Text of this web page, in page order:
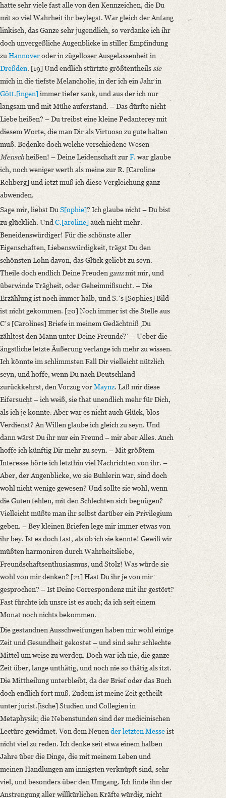
hatte sehr viele fast alle von den Kennzeichen, die Du
mit so viel Wahrheit ihr beylegst. War gleich der Anfang
linkisch, das Ganze sehr jugendlich, so verdanke ich ihr
doch unvergeßliche Augenblicke in stiller Empfindung
zu Hannoveroder in zügelloser Ausgelassenheit in
Dreßden. [19] Und endlich stürtzte größtentheilssie
mich in die tiefste Melancholie, in der ich ein Jahr in
Gött.[ingen]immer tiefer sank, und aus der ich nur
langsam und mit Mühe auferstand. – Das dürfte nicht
Liebe heißen? – Du treibst eine kleine Pedanterey mit
diesem Worte, die man Dir als Virtuoso zu gute halten
muß. Bedenke doch welche verschiedene Wesen
Menschheißen! – Deine Leidenschaft zurF. war glaube
ich, noch weniger werth als meine zur R. [Caroline
Rehberg] und ietzt muß ich diese Vergleichung ganz
abwenden.
Sage mir, liebst Du S[ophie]? Ich glaube nicht – Du bist
zu glücklich. Und C.[aroline]auch nicht mehr.
Beneidenswürdiger! Für die schönste aller
Eigenschaften, Liebenswürdigkeit, trägst Du den
schönsten Lohn davon, das Glück geliebt zu seyn. –
Theile doch endlich Deine Freuden ganzmit mir, und
überwinde Trägheit, oder Geheimnißsucht. – Die
Erzählung ist noch immer halb, und S.ʼs [Sophies] Bild
ist nicht gekommen. [20] Noch immer ist die Stelle aus
Cʼs [Carolines] Briefe in meinem Gedächtniß ‚Du
zähltest den Mann unter Deine Freunde?ʻ – Ueber die
ängstliche letzte Äußerung verlange ich mehr zu wissen.
Ich könnte im schlimmsten Fall Dir vielleicht nützlich
seyn, und hoffe, wenn Du nach Deutschland
zurückkehrst, den Vorzug vorMaynz. Laß mir diese
Eifersucht – ich weiß, sie that unendlich mehr für Dich,
als ich je konnte. Aber war es nicht auch Glück, blos
Verdienst? An Willen glaube ich gleich zu seyn. Und
dann wärst Du ihr nur ein Freund – mir aber Alles. Auch
hoffe ich künftig Dir mehr zu seyn. – Mit größtem
Interesse hörte ich letzthin viel Nachrichten von ihr. –
Aber, der Augenblicke, wo sie Buhlerin war, sind doch
wohl nicht wenige gewesen? Und sollte sie wohl, wenn
die Guten fehlen, mit den Schlechten sich begnügen?
Vielleicht müßte man ihr selbst darüber ein Privilegium
geben. – Bey kleinen Briefen lege mir immer etwas von
ihr bey. Ist es doch fast, als ob ich sie kennte! Gewiß wir
müßten harmoniren durch Wahrheitsliebe,
Freundschaftsenthusiasmus, und Stolz! Was würde sie
wohl von mir denken? [21] Hast Du ihr je von mir
gesprochen? – Ist Deine Correspondenz mit ihr gestört?
Fast fürchte ich unsre ist es auch; da ich seit einem
Monat noch nichts bekommen.
Die gestandnen Ausschweifungen haben mir wohl einige
Zeit und Gesundheit gekostet – und sind sehr schlechte
Mittel um weise zu werden. Doch war ich nie, die ganze
Zeit über, lange unthätig, und noch nie so thätig als itzt.
Die Mittheilung unterbleibt, da der Brief oder das Buch
doch endlich fort muß. Zudem ist meine Zeit getheilt
unter jurist.[ische] Studien und Collegien in
Metaphysik; die Nebenstunden sind der medicinischen
Lectüre gewidmet. Von dem Neuen der letzten Messeist
nicht viel zu reden. Ich denke seit etwa einem halben
Jahre über die Dinge, die mit meinem Leben und
meinen Handlungen am innigsten verknüpft sind, sehr
viel, und besonders über den Umgang. Ich finde ihn der
Anstrengung aller willkürlichen Kräfte würdig, nicht